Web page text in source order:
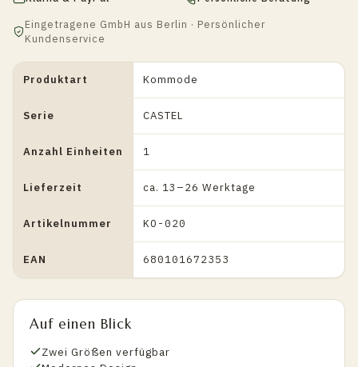
Eingetragene GmbH aus Berlin · Persönlicher
Kundenservice
Produktart Kommode
Serie CASTEL
Anzahl Einheiten 1
Lieferzeit ca. 13–26 Werktage
Artikelnummer KO-020
EAN 680101672353
Auf einen Blick
Zwei Größen verfügbar